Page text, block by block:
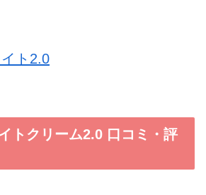
ト2.0
トクリーム2.0 口コミ・評